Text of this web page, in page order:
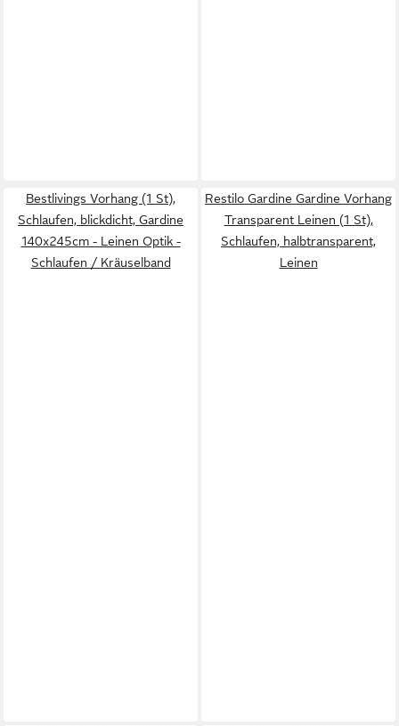
Bestlivings Vorhang (1 St),
Schlaufen, blickdicht, Gardine
140x245cm - Leinen Optik -
Schlaufen / Kräuselband
Restilo Gardine Gardine Vorhang
Transparent Leinen (1 St),
Schlaufen, halbtransparent,
Leinen